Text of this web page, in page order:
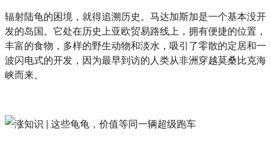
辐射陆龟的困境，就得追溯历史。马达加斯加是一个基本没开
发的岛国。它处在历史上亚欧贸易路线上，拥有便捷的位置，
丰富的食物，多样的野生动物和淡水，吸引了零散的定居和一
波闪电式的开发，因为最早到访的人类从非洲穿越莫桑比克海
峡而来。